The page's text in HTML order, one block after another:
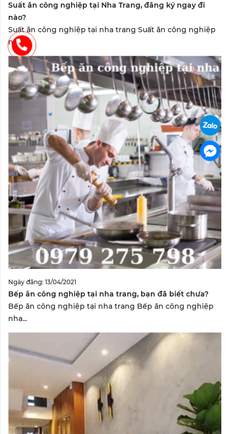
Suất ăn công nghiệp tại Nha Trang, đăng ký ngay đi
nào?
Suất ăn công nghiệp tại nha trang Suất ăn công nghiệp
nha...
Ngày đăng: 13/04/2021
Bếp ăn công nghiệp tại nha trang, bạn đã biết chưa?
Bếp ăn công nghiệp tại nha trang Bếp ăn công nghiệp
nha...